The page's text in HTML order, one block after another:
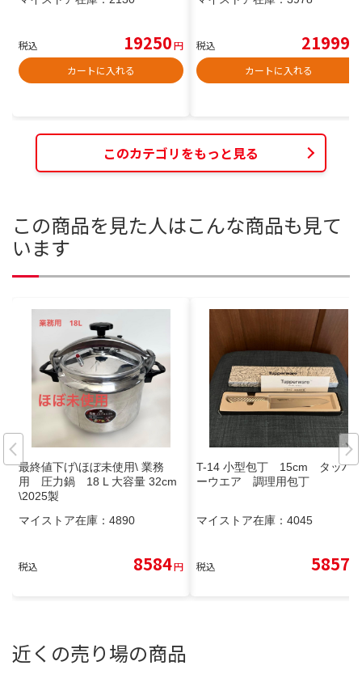
税込 19250円
カートに入れる
税込 21999
カートに入れる
このカテゴリをもっと見る
この商品を見た人はこんな商品も見て
います
最終値下げ\ほぼ未使用\ 業務
用 圧力鍋 18 L 大容量 32cm
\2025製
マイストア在庫： 4890
税込 8584円
T-14 小型包丁 15cm タッパ
ーウエア 調理用包丁
マイストア在庫： 4045
税込 5857
近くの売り場の商品